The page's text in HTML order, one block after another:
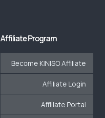
Affiliate Program
Become KINISO Affiliate
Affiliate Login
Affiliate Portal